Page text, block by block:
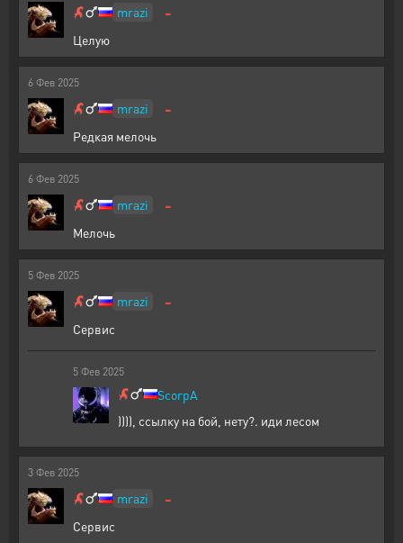
mrazi -
Целую
6 Фев 2025
mrazi -
Редкая мелочь
6 Фев 2025
mrazi -
Мелочь
5 Фев 2025
mrazi -
Сервис
5 Фев 2025
ScorpA
)))), ссылку на бой, нету?. иди лесом
3 Фев 2025
mrazi -
Сервис